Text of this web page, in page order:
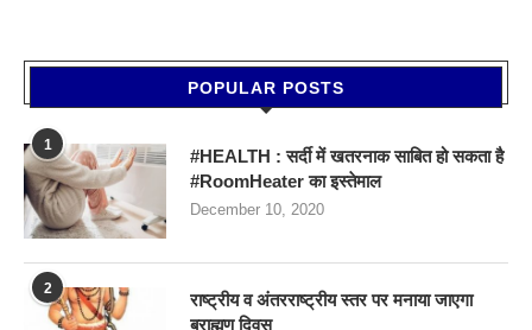
POPULAR POSTS
1
#HEALTH : सर्दी में खतरनाक साबित हो सकता है
#RoomHeater का इस्तेमाल
December 10, 2020
2
राष्ट्रीय व अंतरराष्ट्रीय स्तर पर मनाया जाएगा
ब्राह्मण दिवस